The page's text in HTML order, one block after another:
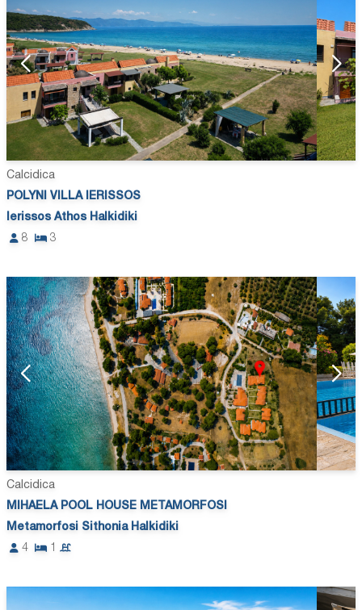
Calcidica
POLYNI VILLA IERISSOS
Ierissos Athos Halkidiki
8
3
Calcidica
MIHAELA POOL HOUSE METAMORFOSI
Metamorfosi Sithonia Halkidiki
4
1